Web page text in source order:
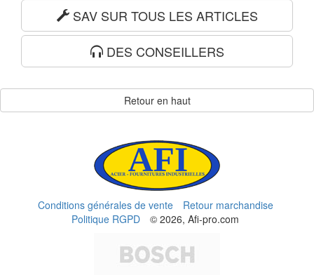
SAV SUR TOUS LES ARTICLES
DES CONSEILLERS
Retour en haut
Conditions générales de vente
Retour marchandise
Politique RGPD
© 2026, Afi-pro.com